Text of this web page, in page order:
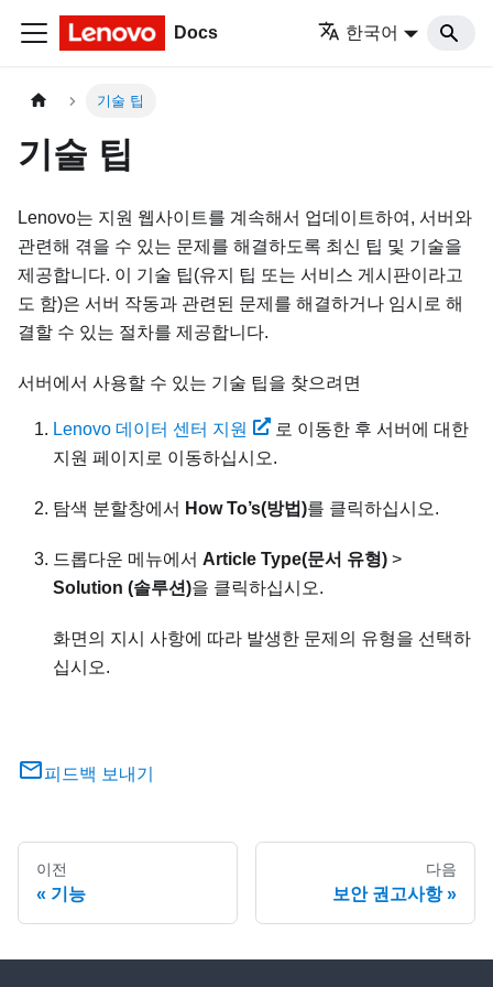
Docs 한국어
기술 팁
기술 팁
Lenovo는 지원 웹사이트를 계속해서 업데이트하여, 서버와
관련해 겪을 수 있는 문제를 해결하도록 최신 팁 및 기술을
제공합니다. 이 기술 팁(유지 팁 또는 서비스 게시판이라고
도 함)은 서버 작동과 관련된 문제를 해결하거나 임시로 해
결할 수 있는 절차를 제공합니다.
서버에서 사용할 수 있는 기술 팁을 찾으려면
Lenovo 데이터 센터 지원
로 이동한 후 서버에 대한
지원 페이지로 이동하십시오.
탐색 분할창에서 How To’s(방법)를 클릭하십시오.
드롭다운 메뉴에서 Article Type(문서 유형) >
Solution (솔루션)을 클릭하십시오.
화면의 지시 사항에 따라 발생한 문제의 유형을 선택하
십시오.
피드백 보내기
이전
기능
다음
보안 권고사항